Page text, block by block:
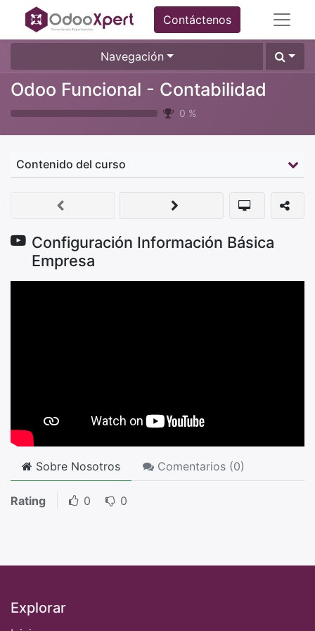
Contáctenos
Navegación
Odoo Funcional - Contabilidad
0 %
Contenido del curso
Configuración Información Básica
Empresa
Sobre Nosotros Comentarios (0)
Rating 0 0
Explorar